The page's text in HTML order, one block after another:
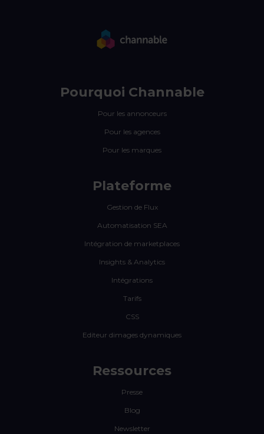
Pourquoi Channable
Pour les annonceurs
Pour les agences
Pour les marques
Plateforme
Gestion de Flux
Automatisation SEA
Intégration de marketplaces
Insights & Analytics
Intégrations
Tarifs
CSS
Editeur dimages dynamiques
Ressources
Presse
Blog
Newsletter